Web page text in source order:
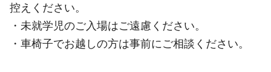
控えください。
・未就学児のご入場はご遠慮ください。
・車椅子でお越しの方は事前にご相談ください。